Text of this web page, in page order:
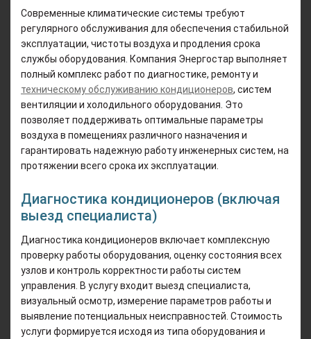
Современные климатические системы требуют
регулярного обслуживания для обеспечения стабильной
эксплуатации, чистоты воздуха и продления срока
службы оборудования. Компания Энергостар выполняет
полный комплекс работ по диагностике, ремонту и
техническому обслуживанию кондиционеров, систем
вентиляции и холодильного оборудования. Это
позволяет поддерживать оптимальные параметры
воздуха в помещениях различного назначения и
гарантировать надежную работу инженерных систем, на
протяжении всего срока их эксплуатации.
Диагностика кондиционеров (включая
выезд специалиста)
Диагностика кондиционеров включает комплексную
проверку работы оборудования, оценку состояния всех
узлов и контроль корректности работы систем
управления. В услугу входит выезд специалиста,
визуальный осмотр, измерение параметров работы и
выявление потенциальных неисправностей. Стоимость
услуги формируется исходя из типа оборудования и